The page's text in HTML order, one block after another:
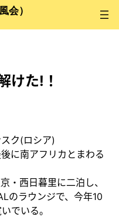
会）
けた!！
ク(ロシア)
に南アフリカとまわる
・西日暮里に二泊し、
のラウンジで、今年10
でいる。